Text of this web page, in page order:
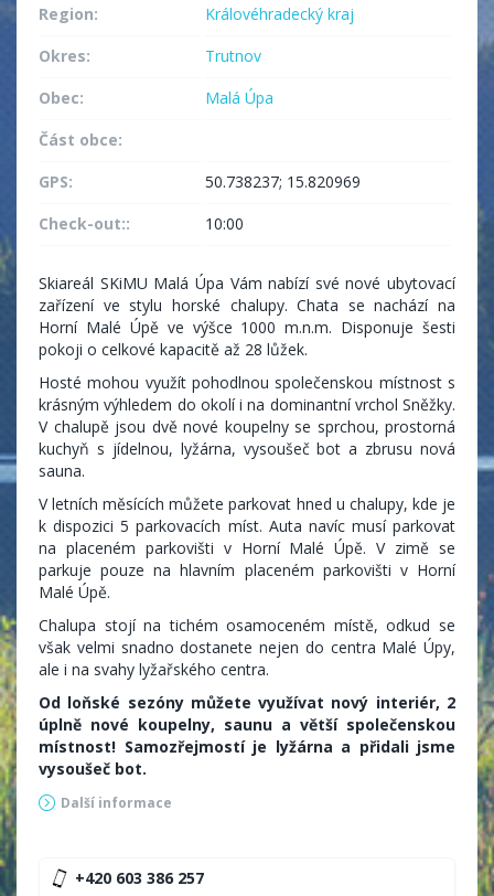
Region:
Královéhradecký kraj
Okres:
Trutnov
Obec:
Malá Úpa
Část obce:
GPS:
50.738237; 15.820969
Check-out::
10:00
Skiareál SKiMU Malá Úpa Vám nabízí své nové ubytovací
zařízení ve stylu horské chalupy. Chata se nachází na
Horní Malé Úpě ve výšce 1000 m.n.m. Disponuje šesti
pokoji o celkové kapacitě až 28 lůžek.
Hosté mohou využít pohodlnou společenskou místnost s
krásným výhledem do okolí i na dominantní vrchol Sněžky.
V chalupě jsou dvě nové koupelny se sprchou, prostorná
kuchyň s jídelnou, lyžárna, vysoušeč bot a zbrusu nová
sauna.
V letních měsících můžete parkovat hned u chalupy, kde je
k dispozici 5 parkovacích míst. Auta navíc musí parkovat
na placeném parkovišti v Horní Malé Úpě. V zimě se
parkuje pouze na hlavním placeném parkovišti v Horní
Malé Úpě.
Chalupa stojí na tichém osamoceném místě, odkud se
však velmi snadno dostanete nejen do centra Malé Úpy,
ale i na svahy lyžařského centra.
Od loňské sezóny můžete využívat nový interiér, 2
úplně nové koupelny, saunu a větší společenskou
místnost! Samozřejmostí je lyžárna a přidali jsme
vysoušeč bot.
Další informace
+420 603 386 257